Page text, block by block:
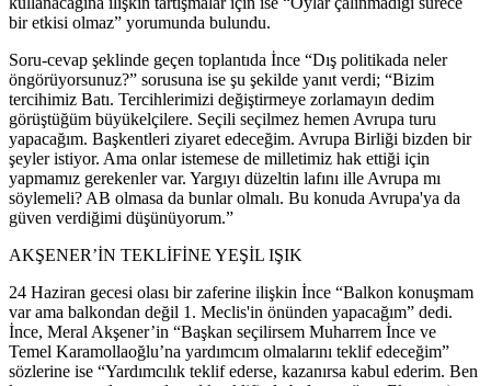
bir etkisi olmaz” yorumunda bulundu.
Soru-cevap şeklinde geçen toplantıda İnce “Dış politikada neler
öngörüyorsunuz?” sorusuna ise şu şekilde yanıt verdi; “Bizim
tercihimiz Batı. Tercihlerimizi değiştirmeye zorlamayın dedim
görüştüğüm büyükelçilere. Seçili seçilmez hemen Avrupa turu
yapacağım. Başkentleri ziyaret edeceğim. Avrupa Birliği bizden bir
şeyler istiyor. Ama onlar istemese de milletimiz hak ettiği için
yapmamız gerekenler var. Yargıyı düzeltin lafını ille Avrupa mı
söylemeli? AB olmasa da bunlar olmalı. Bu konuda Avrupa'ya da
güven verdiğimi düşünüyorum.”
AKŞENER’İN TEKLİFİNE YEŞİL IŞIK
24 Haziran gecesi olası bir zaferine ilişkin İnce “Balkon konuşmam
var ama balkondan değil 1. Meclis'in önünden yapacağım” dedi.
İnce, Meral Akşener’in “Başkan seçilirsem Muharrem İnce ve
Temel Karamollaoğlu’na yardımcım olmalarını teklif edeceğim”
sözlerine ise “Yardımcılık teklif ederse, kazanırsa kabul ederim. Ben